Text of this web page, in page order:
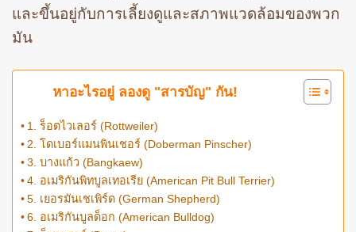
และขึ้นอยู่กับการเลี้ยงดูและสภาพแวดล้อมของพวก
มัน
หาอะไรอยู่ ลองดู "สารบัญ" กัน!
1. ร็อตไวเลอร์ (Rottweiler)
2. โดเบอร์แมนพินเชอร์ (Doberman Pinscher)
3. บางแก้ว (Bangkaew)
4. อเมริกันพิทบูลเทอเรีย (American Pit Bull Terrier)
5. เยอรมันเชเพิร์ด (German Shepherd)
6. อเมริกันบูลด็อก (American Bulldog)